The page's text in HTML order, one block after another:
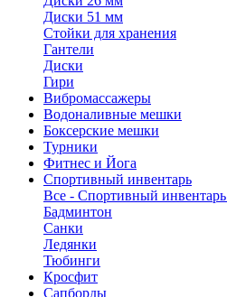
Диски 51 мм
Стойки для хранения
Гантели
Диски
Гири
Вибромассажеры
Водоналивные мешки
Боксерские мешки
Турники
Фитнес и Йога
Спортивный инвентарь
Все - Спортивный инвентарь
Бадминтон
Санки
Ледянки
Тюбинги
Кросфит
Сапборды